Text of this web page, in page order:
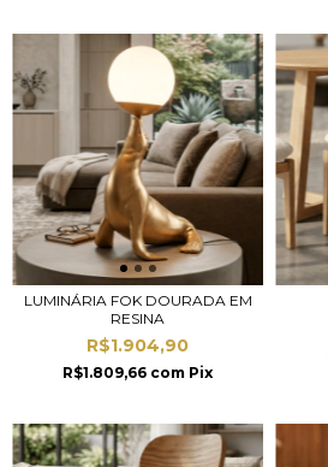
LUMINÁRIA FOK DOURADA EM
RESINA
R$1.904,90
R$1.809,66 com Pix